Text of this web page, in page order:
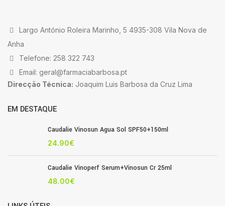
Largo António Roleira Marinho, 5 4935-308 Vila Nova de
Anha
Telefone: 258 322 743
Email: geral@farmaciabarbosa.pt
Direcção Técnica: Joaquim Luis Barbosa da Cruz Lima
EM DESTAQUE
Caudalie Vinosun Agua Sol SPF50+150ml
24.90€
Caudalie Vinoperf Serum+Vinosun Cr 25ml
48.00€